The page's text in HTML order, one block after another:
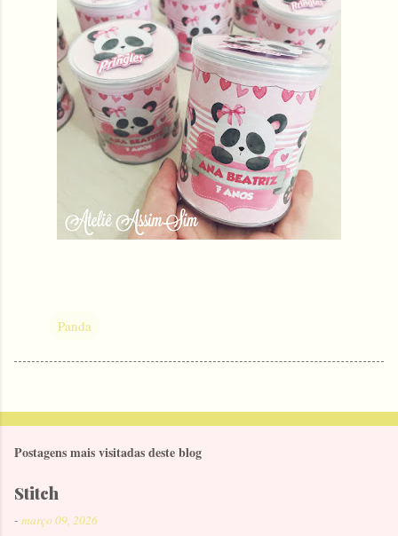
Panda
Postagens mais visitadas deste blog
Stitch
- março 09, 2026